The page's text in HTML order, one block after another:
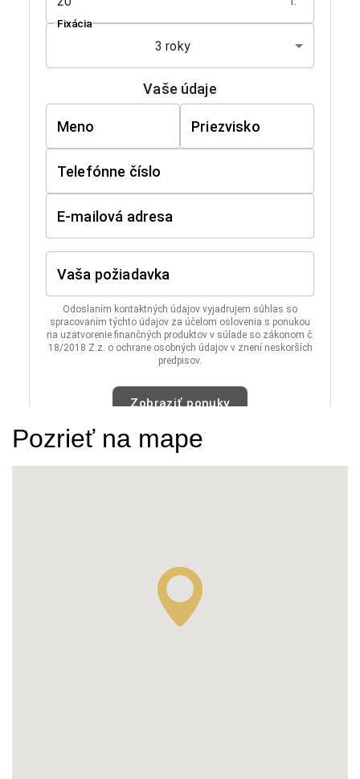
Pozrieť na mape